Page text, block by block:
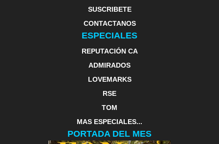
SUSCRIBETE
CONTACTANOS
ESPECIALES
REPUTACIÓN CA
ADMIRADOS
LOVEMARKS
RSE
TOM
MAS ESPECIALES...
PORTADA DEL MES